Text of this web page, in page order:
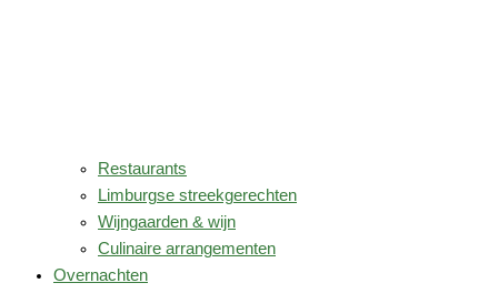
Restaurants
Limburgse streekgerechten
Wijngaarden & wijn
Culinaire arrangementen
Overnachten